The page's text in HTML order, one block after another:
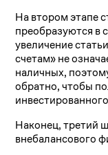
На втором этапе
преобразуются в
увеличение
счетам» не
наличных,
обратно, чтобы
Наконец, третий
внебалансового